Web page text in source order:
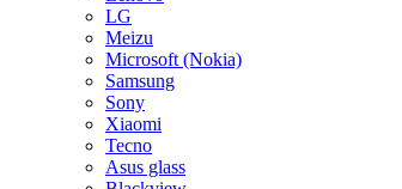
LG
Meizu
Microsoft (Nokia)
Samsung
Sony
Xiaomi
Tecno
Asus glass